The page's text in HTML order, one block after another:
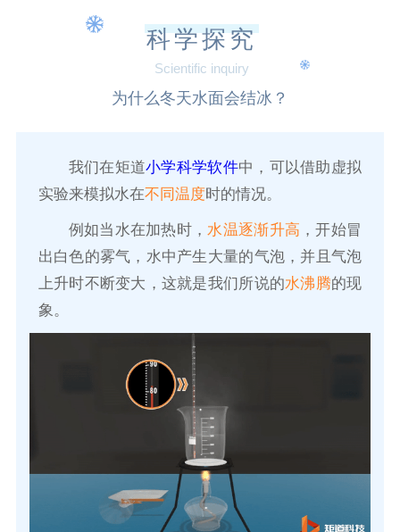
科学探究
Scientific inquiry
为什么冬天水面会结冰？
我们在矩道小学科学软件中，可以借助虚拟
实验来模拟水在不同温度时的情况。
例如当水在加热时， 水温逐渐升高 ，开始冒
出白色的雾气，水中产生大量的气泡，并且气泡
上升时不断变大，这就是我们所说的水沸腾的现
象。